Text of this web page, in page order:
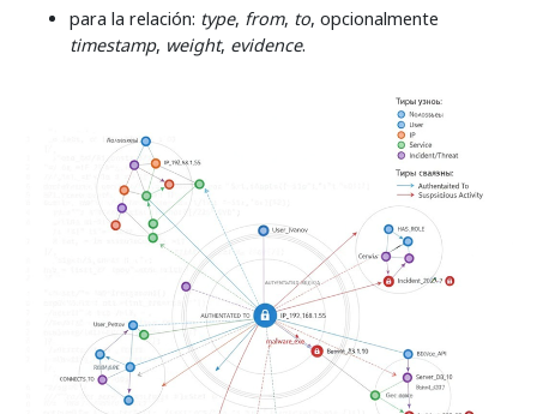
para la relación: type, from, to, opcionalmente
timestamp, weight, evidence.